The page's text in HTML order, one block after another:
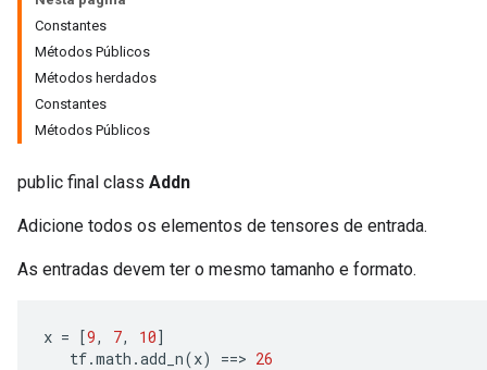
Constantes
Métodos Públicos
Métodos herdados
Constantes
Métodos Públicos
public final class Addn
Adicione todos os elementos de tensores de entrada.
As entradas devem ter o mesmo tamanho e formato.
x = [9, 7, 10]
tf.math .add_n(x) ==> 26